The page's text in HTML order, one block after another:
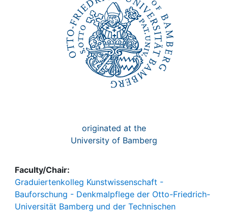
originated at the
University of Bamberg
Faculty/Chair:
Graduiertenkolleg Kunstwissenschaft -
Bauforschung - Denkmalpflege der Otto-Friedrich-
Universität Bamberg und der Technischen